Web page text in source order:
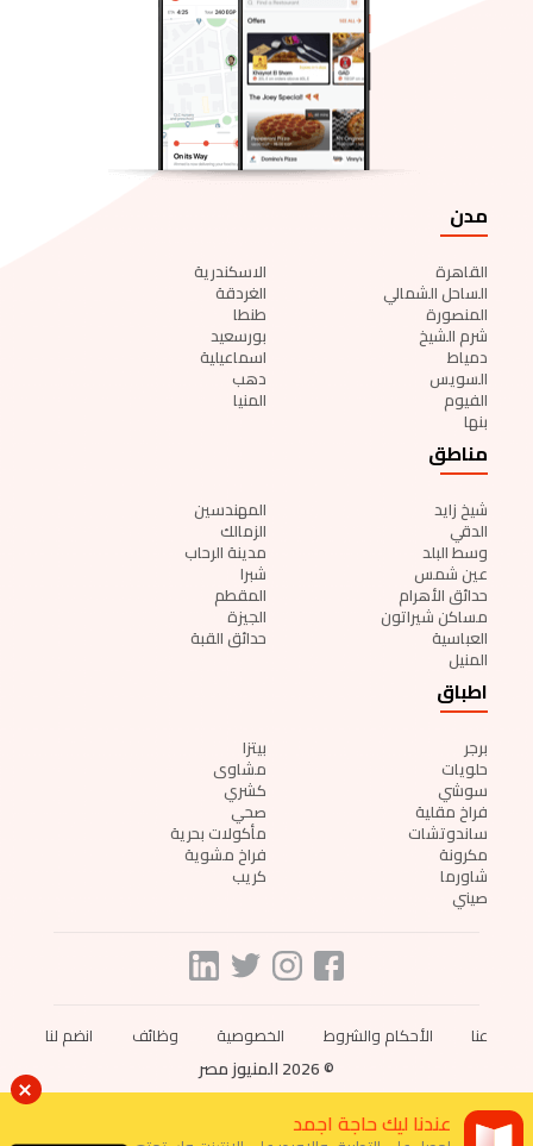
مدن
القاهرة الاسكندرية
الساحل الشمالي الغردقة
المنصورة طنطا
شرم الشيخ بورسعيد
دمياط اسماعيلية
السويس دهب
الفيوم المنيا
بنها
مناطق
شيخ زايد المهندسين
الدقي الزمالك
وسط البلد مدينة الرحاب
عين شمس شبرا
حدائق الأهرام المقطم
مساكن شيراتون الجيزة
العباسية حدائق القبة
المنيل
اطباق
برجر بيتزا
حلويات مشاوى
سوشي كشري
فراخ مقلية صحي
ساندوتشات مأكولات بحرية
مكرونة فراخ مشوية
شاورما كريب
صيني
عنا الأحكام والشروط الخصوصية وظائف انضم لنا
© 2026 المنيوز مصر
عندنا ليك حاجة اجمد